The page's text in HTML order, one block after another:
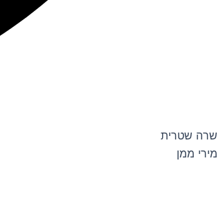
שרה שטרית
מירי ממן